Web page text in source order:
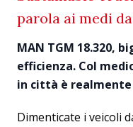
parola ai medi
MAN TGM 18.320,
efficienza. Col
in città è realmente
Dimenticate i veicoli